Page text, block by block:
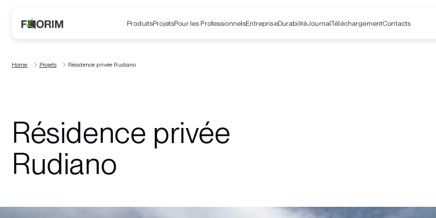
ProduitsProjetsPour les ProfessionnelsEntrepriseDurabilitéJournalTéléchargementContacts
Home Projets Résidence privée Rudiano
Résidence privée
Rudiano